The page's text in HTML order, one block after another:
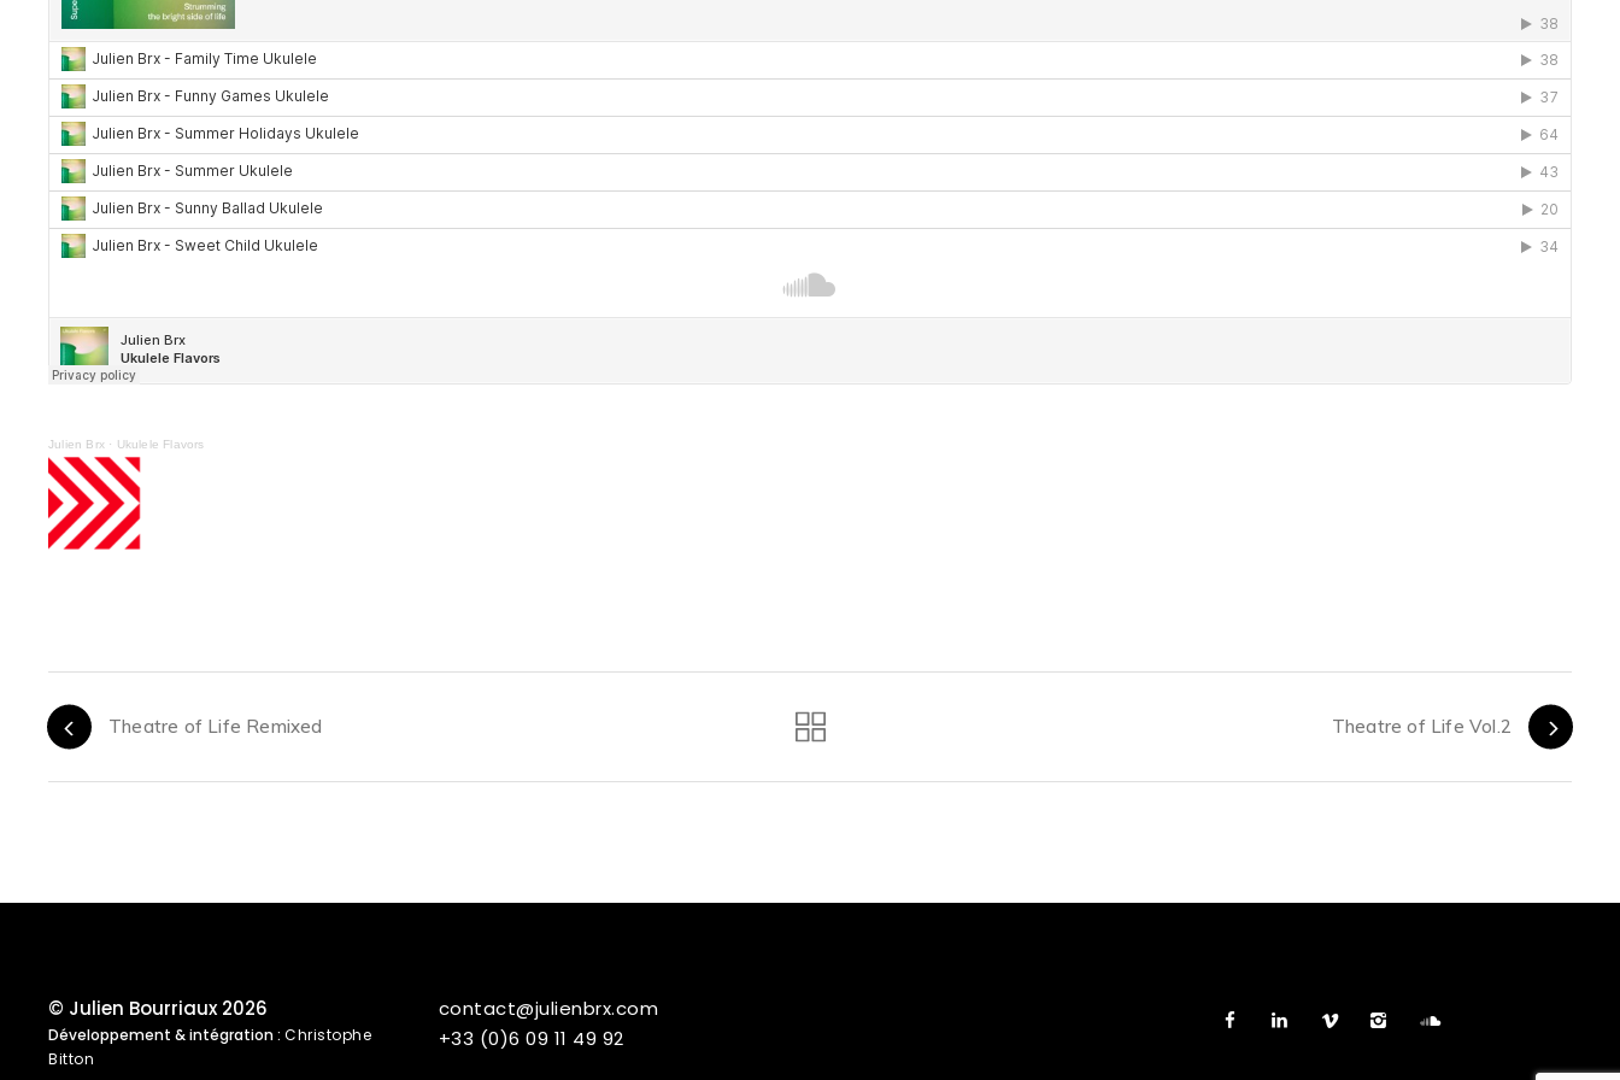
Julien Brx · Ukulele Flavors
Theatre of Life Remixed Theatre of Life Vol.2
© Julien Bourriaux 2026
Développement & intégration : Christophe
Bitton
contact@julienbrx.com
+33 (0)6 09 11 49 92